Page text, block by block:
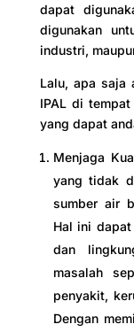
dapat
digunakan
industri,
Lalu, apa saja
IPAL di
yang dapat
Menjaga
yang tidak
sumber air
Hal ini
dan
masalah
penyakit,
Dengan